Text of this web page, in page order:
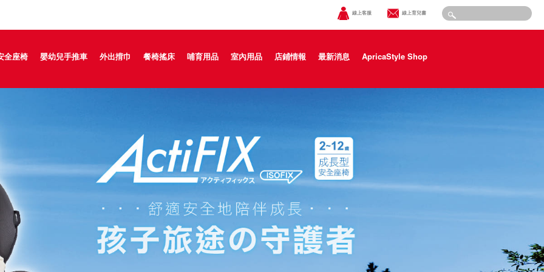
線上客服 線上育兒書
全座椅 嬰幼兒手推車 外出揹巾 餐椅搖床 哺育用品 室內用品 店鋪情報 最新消息 ApricaStyle Shop